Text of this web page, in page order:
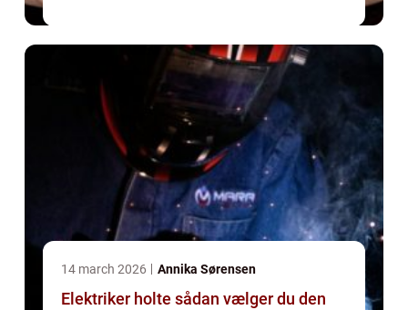
14 march 2026 Annika Sørensen
Elektriker holte sådan vælger du den